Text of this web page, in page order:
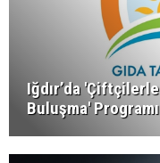
Iğdır’da 'Çiftçilerle
Buluşma' Programı